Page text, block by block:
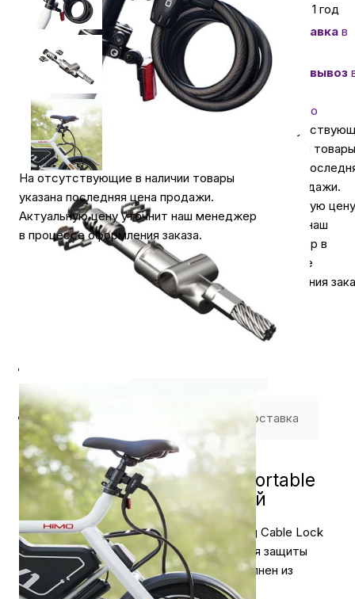
Автомобильные аксессуары
Сервисный центр Apple в Самаре
Подарочные сертификаты
На отсутствующие в наличии товары
указана последняя цена продажи.
Актуальную цену уточнит наш менеджер
в процессе оформления заказа.
Гарантия 1 год
Доставка в
Самаре
Самовывоз
Самаре
бесплатно
На
в наличии товары
указана
цена продажи.
Актуальную цену
уточнит наш
менеджер в
процессе
оформления
Где купить Доставка
Замок Xiaomi Himo L150 Portable
Folding Cable Lock черный
Замок Xiaomi Himo L150 Portable Folding Cable Lock
- это надежное и удобное решение для защиты
вашего велосипеда от кражи. Он выполнен из
высококачественных материалов, что